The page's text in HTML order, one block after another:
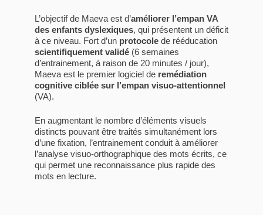
L’objectif de Maeva est d’améliorer l’empan VA
des enfants dyslexiques, qui présentent un déficit
à ce niveau. Fort d’un protocole de rééducation
scientifiquement validé (6 semaines
d’entrainement, à raison de 20 minutes / jour),
Maeva est le premier logiciel de remédiation
cognitive ciblée sur l’empan visuo-attentionnel
(VA).
En augmentant le nombre d’éléments visuels
distincts pouvant être traités simultanément lors
d’une fixation, l’entrainement conduit à améliorer
l’analyse visuo-orthographique des mots écrits, ce
qui permet une reconnaissance plus rapide des
mots en lecture.